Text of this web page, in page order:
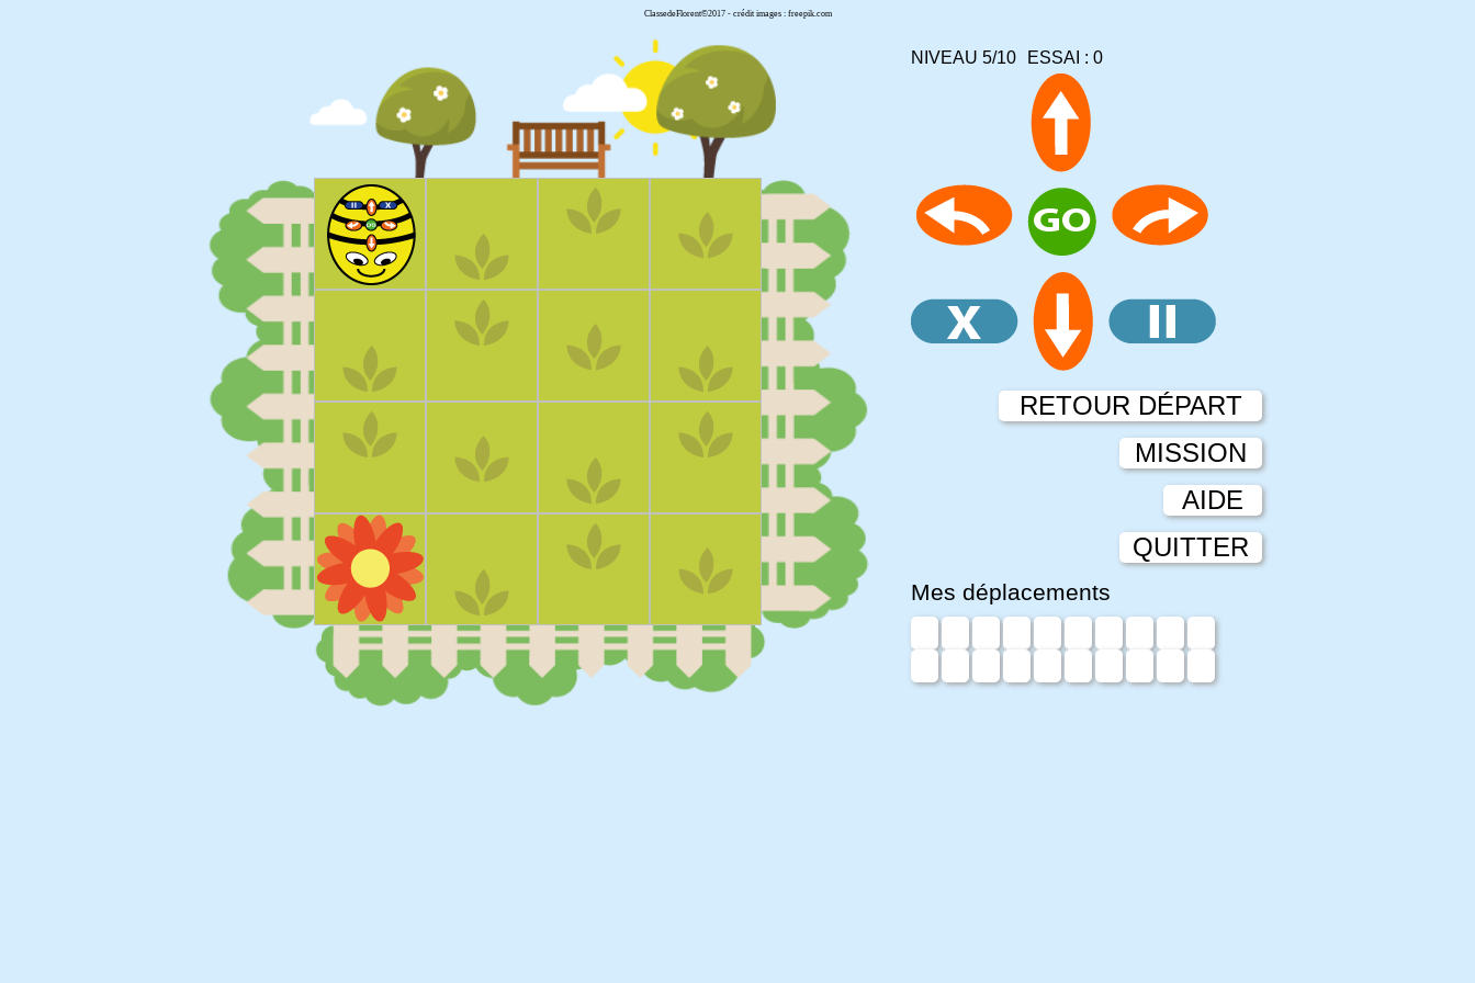
ClassedeFlorent©2017 - crédit images : freepik.com
NIVEAU 5/10 ESSAI : 0
RETOUR DÉPART
MISSION
AIDE
QUITTER
Mes déplacements